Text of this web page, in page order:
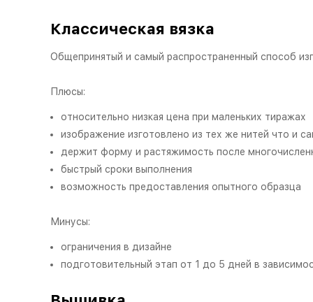
Классическая вязка
Общепринятый и самый распространенный способ
Плюсы:
относительно низкая цена при маленьких тиражах
изображение изготовлено из тех же нитей что и
держит форму и растяжимость после
быстрый сроки выполнения
возможность предоставления опытного образца
Минусы:
ограничения в дизайне
подготовительный этап от 1 до 5 дней в